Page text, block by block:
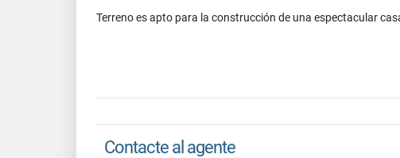
Terreno es apto para la construcción de una espectacular
Contacte al agente